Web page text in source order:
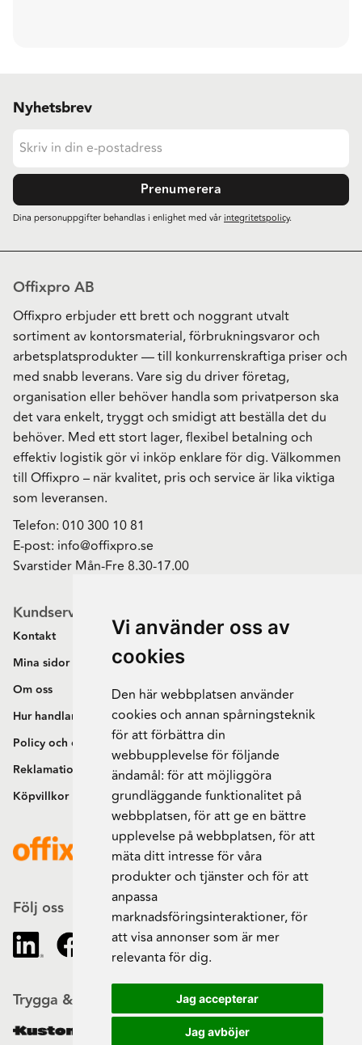
Vi använder oss av
cookies
Den här webbplatsen använder
cookies och annan spårningsteknik
för att förbättra din
webbupplevelse för följande
ändamål: för att möjliggöra
grundläggande funktionalitet på
webbplatsen,för att ge en bättre
upplevelse på webbplatsen,för att
mäta ditt intresse för våra
produkter och tjänster och för att
anpassa
marknadsföringsinteraktioner,för
att visa annonser som är mer
relevanta för dig.
Jag accepterar
Jag avböjer
Nyhetsbrev
Prenumerera
Dina personuppgifter behandlas i enlighet med vårintegritetspolicy.
Offixpro AB
Offixpro erbjuder ett brett och noggrant utvalt
sortiment av kontorsmaterial, förbrukningsvaror och
arbetsplatsprodukter — till konkurrenskraftiga priser och
med snabb leverans. Vare sig du driver företag,
organisation eller behöver handla som privatperson ska
det vara enkelt, tryggt och smidigt att beställa det du
behöver. Med ett stort lager, flexibel betalning och
effektiv logistik gör vi inköp enklare för dig. Välkommen
till Offixpro – när kvalitet, pris och service är lika viktiga
som leveransen.
Telefon: 010 300 10 81
E-post: info@offixpro.se
Svarstider Mån-Fre 8.30-17.00
Kundservice
Kontakt
Mina sidor
Om oss
Hur handlar jag?
Policy och cookies
Reklamation och retur
Köpvillkor
Följ oss
Trygga & säkra beställningar